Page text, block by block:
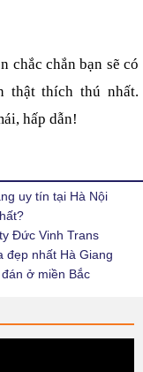
chắc chắn bạn sẽ có
thật thích thú nhất.
hấp dẫn!
uy tín tại Hà Nội
Đức Vinh Trans
đẹp nhất Hà Giang
ở miền Bắc